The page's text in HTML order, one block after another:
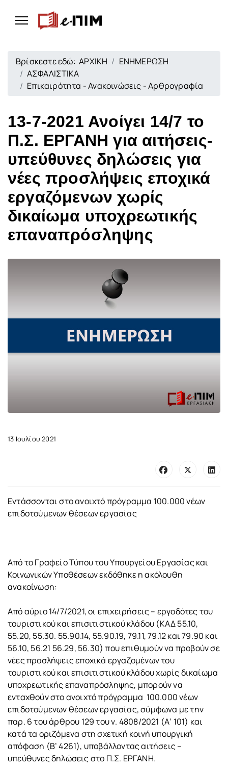
Βρίσκεστε εδώ:ΑΡΧΙΚΗ
ΕΝΗΜΕΡΩΣΗ
ΑΣΦΑΛΙΣΤΙΚΑ
Επικαιρότητα - Ανακοινώσεις - Αρθρογραφία
13-7-2021 Ανοίγει 14/7 το
Π.Σ. ΕΡΓΑΝΗ για αιτήσεις-
υπεύθυνες δηλώσεις για
νέες προσλήψεις εποχικά
εργαζόμενων χωρίς
δικαίωμα υποχρεωτικής
επαναπρόσληψης
13 Ιουλίου 2021
Εντάσσονται στο ανοιχτό πρόγραμμα 100.000 νέων
επιδοτούμενων θέσεων εργασίας
Από το Γραφείο Τύπου του Υπουργείου Εργασίας και
Κοινωνικών Υποθέσεων εκδόθηκε η ακόλουθη
ανακοίνωση:
Από αύριο 14/7/2021, οι επιχειρήσεις – εργοδότες του
τουριστικού και επισιτιστικού κλάδου (ΚΑΔ 55.10,
55.20, 55.30. 55.90.14, 55.90.19, 79.11, 79.12 και 79.90 και
56.10, 56.21 56.29, 56.30) που επιθυμούν να προβούν σε
νέες προσλήψεις εποχικά εργαζομένων του
τουριστικού και επισιτιστικού κλάδου χωρίς δικαίωμα
υποχρεωτικής επαναπρόσληψης, μπορούν να
ενταχθούν στο ανοιχτό πρόγραμμα 100.000 νέων
επιδοτούμενων θέσεων εργασίας, σύμφωνα με την
παρ. 6 του άρθρου 129 του ν. 4808/2021 (Α’ 101) και
κατά τα οριζόμενα στη σχετική κοινή υπουργική
απόφαση (Β’ 4261), υποβάλλοντας αιτήσεις –
υπεύθυνες δηλώσεις στο Π.Σ. ΕΡΓΑΝΗ.